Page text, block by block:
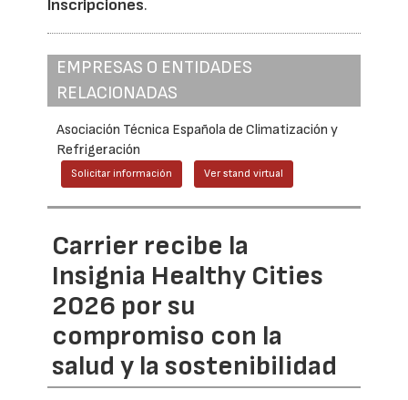
Inscripciones.
EMPRESAS O ENTIDADES
RELACIONADAS
Asociación Técnica Española de Climatización y
Refrigeración
Solicitar información Ver stand virtual
Carrier recibe la
Insignia Healthy Cities
2026 por su
compromiso con la
salud y la sostenibilidad